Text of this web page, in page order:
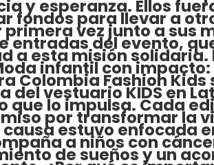
y esperanza. Ellos
fondos para llevar a
vez junto a sus
entradas del evento,
a esta misión
infantil con
Colombia Fashion
del vestuario KIDS en
que lo impulsa. Cada
por transformar la
causa estuvo enfocada
a niños con
de sueños y un